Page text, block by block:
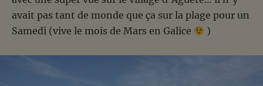
avait pas tant de monde que ça sur la plage pour un
Samedi (vive le mois de Mars en Galice
)